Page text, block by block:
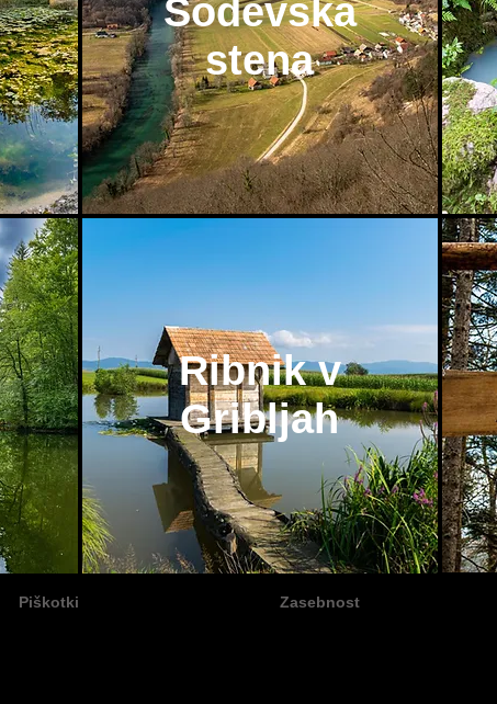
Sodevska
stena
Ribnik v
Gribljah
Piškotki Zasebnost